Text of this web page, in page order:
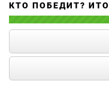
КТО ПОБЕДИТ?